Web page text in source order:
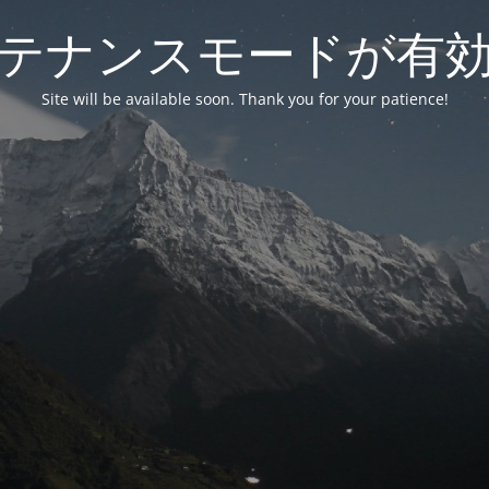
ナンスモードが有
Site will be available soon. Thank you for your patience!